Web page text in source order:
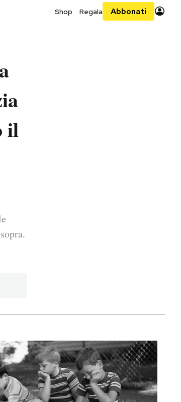
Shop Regala Abbonati
il